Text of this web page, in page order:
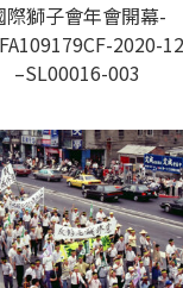
際獅子會年會開幕-
2020-12
–SL00016-003